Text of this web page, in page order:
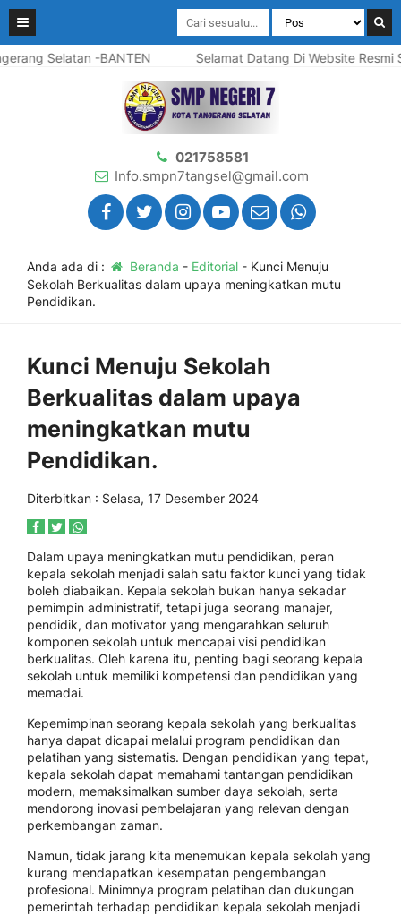
-BANTEN Selamat Datang Di Website Resmi SMP
021758581
Info.smpn7tangsel@gmail.com
Anda ada di : Beranda - Editorial- Kunci Menuju
Sekolah Berkualitas dalam upaya meningkatkan mutu
Pendidikan.
Kunci Menuju Sekolah
Berkualitas dalam upaya
meningkatkan mutu
Pendidikan.
Diterbitkan : Selasa, 17 Desember 2024
Dalam upaya meningkatkan mutu pendidikan, peran
kepala sekolah menjadi salah satu faktor kunci yang tidak
boleh diabaikan. Kepala sekolah bukan hanya sekadar
pemimpin administratif, tetapi juga seorang manajer,
pendidik, dan motivator yang mengarahkan seluruh
komponen sekolah untuk mencapai visi pendidikan
berkualitas. Oleh karena itu, penting bagi seorang kepala
sekolah untuk memiliki kompetensi dan pendidikan yang
memadai.
Kepemimpinan seorang kepala sekolah yang berkualitas
hanya dapat dicapai melalui program pendidikan dan
pelatihan yang sistematis. Dengan pendidikan yang tepat,
kepala sekolah dapat memahami tantangan pendidikan
modern, memaksimalkan sumber daya sekolah, serta
mendorong inovasi pembelajaran yang relevan dengan
perkembangan zaman.
Namun, tidak jarang kita menemukan kepala sekolah yang
kurang mendapatkan kesempatan pengembangan
profesional. Minimnya program pelatihan dan dukungan
pemerintah terhadap pendidikan kepala sekolah menjadi